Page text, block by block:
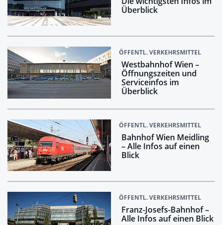
Überblick
ÖFFENTL. VERKEHRSMITTEL
Westbahnhof Wien –
Öffnungszeiten und
Serviceinfos im
Überblick
ÖFFENTL. VERKEHRSMITTEL
Bahnhof Wien Meidling
– Alle Infos auf einen
Blick
ÖFFENTL. VERKEHRSMITTEL
Franz-Josefs-Bahnhof –
Alle Infos auf einen Blick